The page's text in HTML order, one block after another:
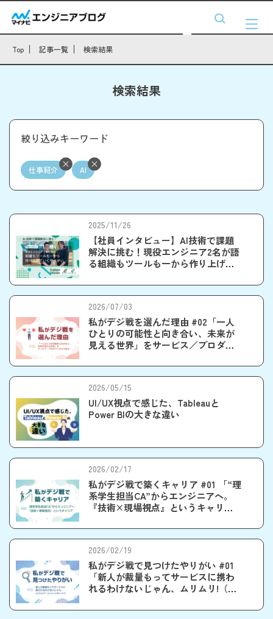
Top 記事一覧 検索結果
検索結果
絞り込みキーワード
仕事紹介 AI
2025/11/26
【社員インタビュー】AI技術で課題
解決に挑む！現役エンジニア2名が語
る組織もツールも一から作り上げて
2026/07/03
私がデジ戦を選んだ理由 #02「一人
ひとりの可能性と向き合い、未来が
見える世界」をサービス／プロダク
2026/05/15
UI/UX視点で感じた、Tableauと
Power BIの大きな違い
2026/02/17
私がデジ戦で築くキャリア #01 「“理
系学生担当CA”からエンジニアへ。
『技術×現場視点』というキャリ
2026/02/19
私がデジ戦で見つけたやりがい #01
「新人が裁量もってサービスに携わ
れるわけないじゃん、ムリムリ!（※